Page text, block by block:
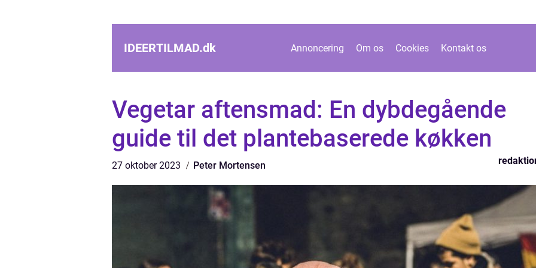
IDEERTILMAD.dk Annoncering Om os Cookies Kontakt os
Vegetar aftensmad: En dybdegående
guide til det plantebaserede køkken
27 oktober 2023 Peter Mortensen